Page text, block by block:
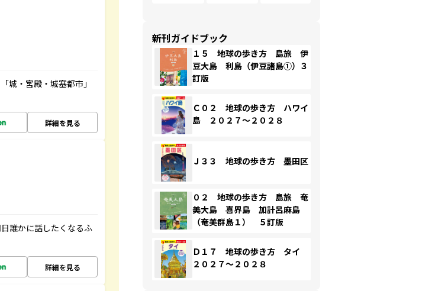
城・宮殿・城塞都市」
詳細を見る
誰かに話したくなるふ
詳細を見る
新刊ガイドブック
１５ 地球の歩き方 島旅 伊
豆大島 利島（伊豆諸島①）３
訂版
Ｃ０２ 地球の歩き方 ハワイ
島 ２０２７～２０２８
Ｊ３３ 地球の歩き方 墨田区
０２ 地球の歩き方 島旅 奄
美大島 喜界島 加計呂麻島
（奄美群島１） ５訂版
Ｄ１７ 地球の歩き方 タイ
２０２７～２０２８